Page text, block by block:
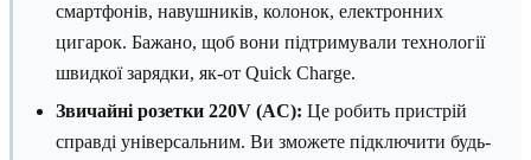
смартфонів, навушників, колонок, електронних
цигарок. Бажано, щоб вони підтримували технології
швидкої зарядки, як-от Quick Charge.
Звичайні розетки 220V (AC): Це робить пристрій
справді універсальним. Ви зможете підключити будь-